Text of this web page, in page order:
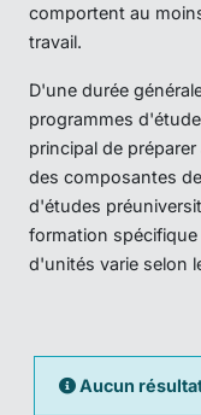
comportent au
travail.
D'une durée
programmes
principal de
des composantes
d'études
formation
d'unités varie selon
Aucun